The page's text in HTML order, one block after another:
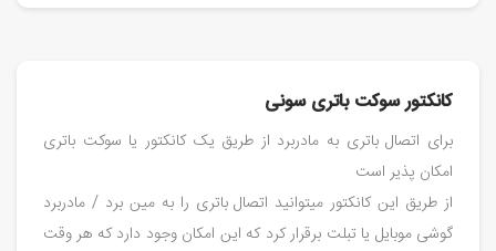
کانکتور سوکت باتری سونی
برای اتصال باتری به مادربرد از طریق یک کانکتور یا سوکت باتری
امکان پذیر است
از طریق این کانکتور میتوانید اتصال باتری را به مین برد / مادربرد
گوشی موبایل یا تبلت برقرار کرد که این امکان وجود دارد که هر وقت